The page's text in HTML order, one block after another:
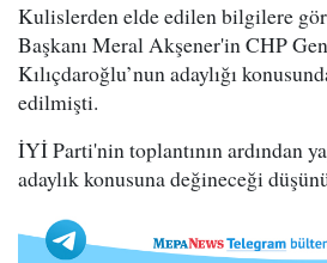
Kulislerden elde edilen bilgilere
Başkanı Meral Akşener'in CHP
Kılıçdaroğlu’nun adaylığı
edilmişti.
İYİ Parti'nin toplantının ardından
adaylık konusuna değineceği